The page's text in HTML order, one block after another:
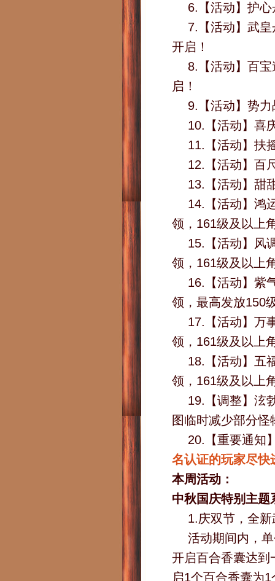
6.【活动】护
7.【活动】武
开启！
8.【活动】百
启！
9.【活动】势
10.【活动】喜
11.【活动】扶
12.【活动】百
13.【活动】甜
14.【活动】鸿
领，161级及以上
15.【活动】风
领，161级及以上
16.【活动】紫
领，最高发放150
17.【活动】万
领，161级及以上
18.【活动】五
领，161级及以上
19.【调整】泫
图临时减少部分
20.【重要通知
名认证的玩家尽快
本周活动：
中秋国庆特别主题
1.庆双节，全
活动期间内，
开启百合香囊达到
启1个百合香囊为